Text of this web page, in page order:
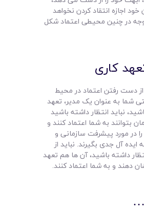
خود اجازه انتقاد کردن نخواهد
در چنین محیطی اعتماد شکل
از دست رفتن اعتماد در محیط
شما به عنوان یک مدیر، تعهد
نباید انتظار داشته باشید
بتوانند به شما اعتماد کنند و
در مورد پیشرفت سازمانی و
آل جدی بگیرند. نباید از
داشته باشید، آن ها هم تعهد
دهند و به شما اعتماد کنند.